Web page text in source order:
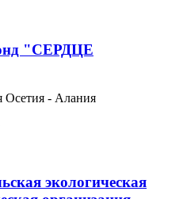
"СЕРДЦЕ
Осетия - Алания
экологическая